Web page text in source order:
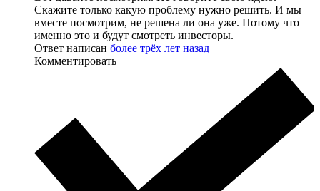
Скажите только какую проблему нужно решить. И мы
вместе посмотрим, не решена ли она уже. Потому что
именно это и будут смотреть инвесторы.
Ответ написан более трёх лет назад
Комментировать